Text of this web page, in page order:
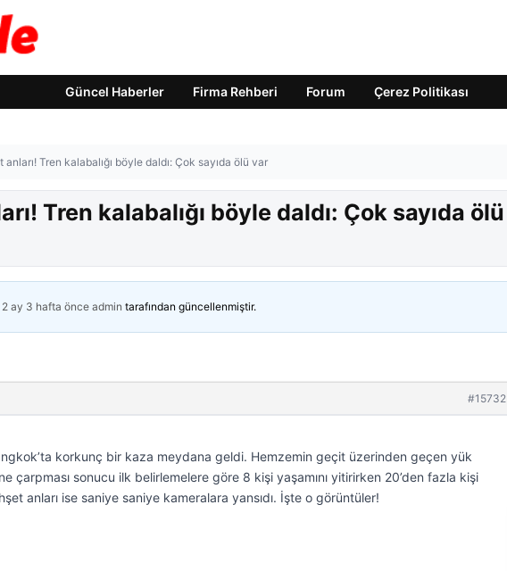
Güncel Haberler Firma Rehberi Forum Çerez Politikası
anları! Tren kalabalığı böyle daldı: Çok sayıda ölü var
Tren kalabalığı böyle daldı: Çok sayıda ölü
2 ay 3 hafta önce admin tarafından güncellenmiştir.
#15732
korkunç bir kaza meydana geldi. Hemzemin geçit üzerinden geçen yük
çarpması sonucu ilk belirlemelere göre 8 kişi yaşamını yitirirken 20’den fazla kişi
anları ise saniye saniye kameralara yansıdı. İşte o görüntüler!